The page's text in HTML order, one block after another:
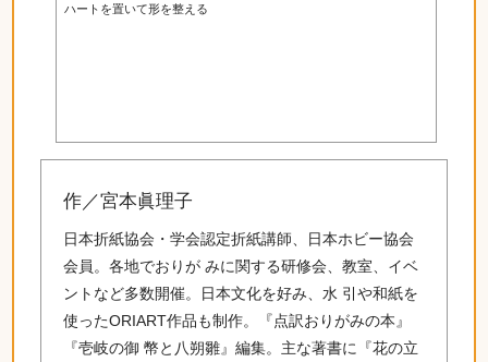
ハートを置いて形を整える
作／宮本眞理子
日本折紙協会・学会認定折紙講師、日本ホビー協会
会員。各地でおりが みに関する研修会、教室、イベ
ントなど多数開催。日本文化を好み、水 引や和紙を
使ったORIART作品も制作。『点訳おりがみの本』
『壱岐の御 幣と八朔雛』編集。主な著書に『花の立